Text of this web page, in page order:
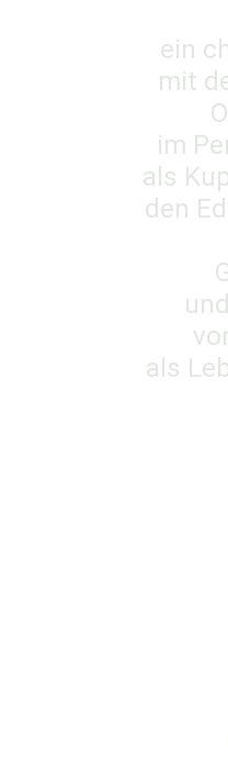
ein
mit
im
als
den
als